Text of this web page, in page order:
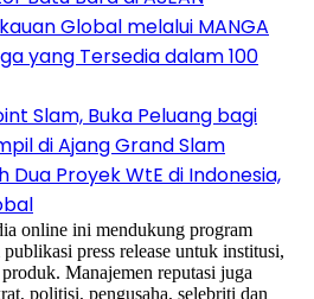
Global melalui MANGA
yang Tersedia dalam 100
Slam, Buka Peluang bagi
di Ajang Grand Slam
Dua Proyek WtE di Indonesia,
online ini mendukung program
press release untuk institusi,
Manajemen reputasi juga
politisi, pengusaha, selebriti dan